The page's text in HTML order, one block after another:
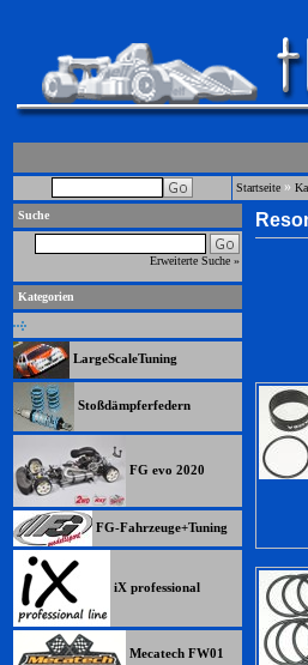
Startseite »
Suche
Erweiterte Suche »
Kategorien
LargeScaleTuning
Stoßdämpferfedern
FG evo 2020
FG-Fahrzeuge+Tuning
iX professional
Mecatech FW01